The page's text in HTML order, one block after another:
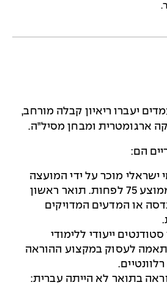
יעברו ריאיון קבלה מורחב,
ארגומטרית ומבחן מסיל"ה.
הם:
ישראלי מוכר על ידי המועצה
להשכלה גבוהה בממוצע 75 לפחות. תואר ראשון
או המדעים המדויקים
ייעודי ללימודי
לעסוק במקצוע ההוראה
בתואר לא הייתה עברית: